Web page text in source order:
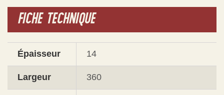
FICHE TECHNIQUE
Épaisseur 14
Largeur 360